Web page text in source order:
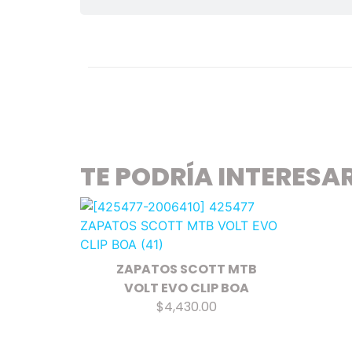
TE PODRÍA
ZAPATOS SCOTT MTB
VOLT EVO CLIP BOA
$4,430.00